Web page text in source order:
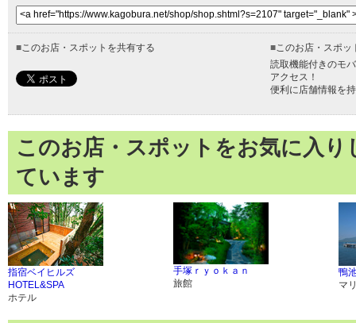
■ このお店・スポットを共有する ■ このお店・スポ
読取機能付きのモ
アクセス！
便利に店舗情報を
このお店・スポットをお気に入
ています
指宿ベイヒルズ
HOTEL&SPA
ホテル
手塚ｒｙｏｋａｎ
旅館
鴨
マ